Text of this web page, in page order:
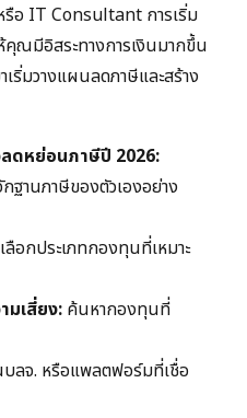
อ IT Consultant การเริ่ม
ณมีอิสระทางการเงินมากขึ้น
ริ่มวางแผนลดภาษีและสร้าง
ดหย่อนภาษีปี 2026:
ฐานภาษีของตัวเองอย่าง
เลือกประเภทกองทุนที่เหมาะ
มเสี่ยง: ค้นหากองทุนที่
ลจ. หรือแพลตฟอร์มที่เชื่อ